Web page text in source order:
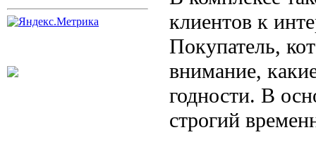
клиентов к
Покупатель,
внимание,
годности. В
строгий